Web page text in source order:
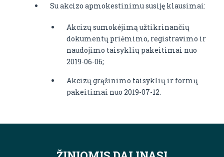
Su akcizo apmokestinimu susiję klausimai:
Akcizų sumokėjimą užtikrinančių
dokumentų priėmimo, registravimo ir
naudojimo taisyklių pakeitimai nuo
2019-06-06;
Akcizų grąžinimo taisyklių ir formų
pakeitimai nuo 2019-07-12.